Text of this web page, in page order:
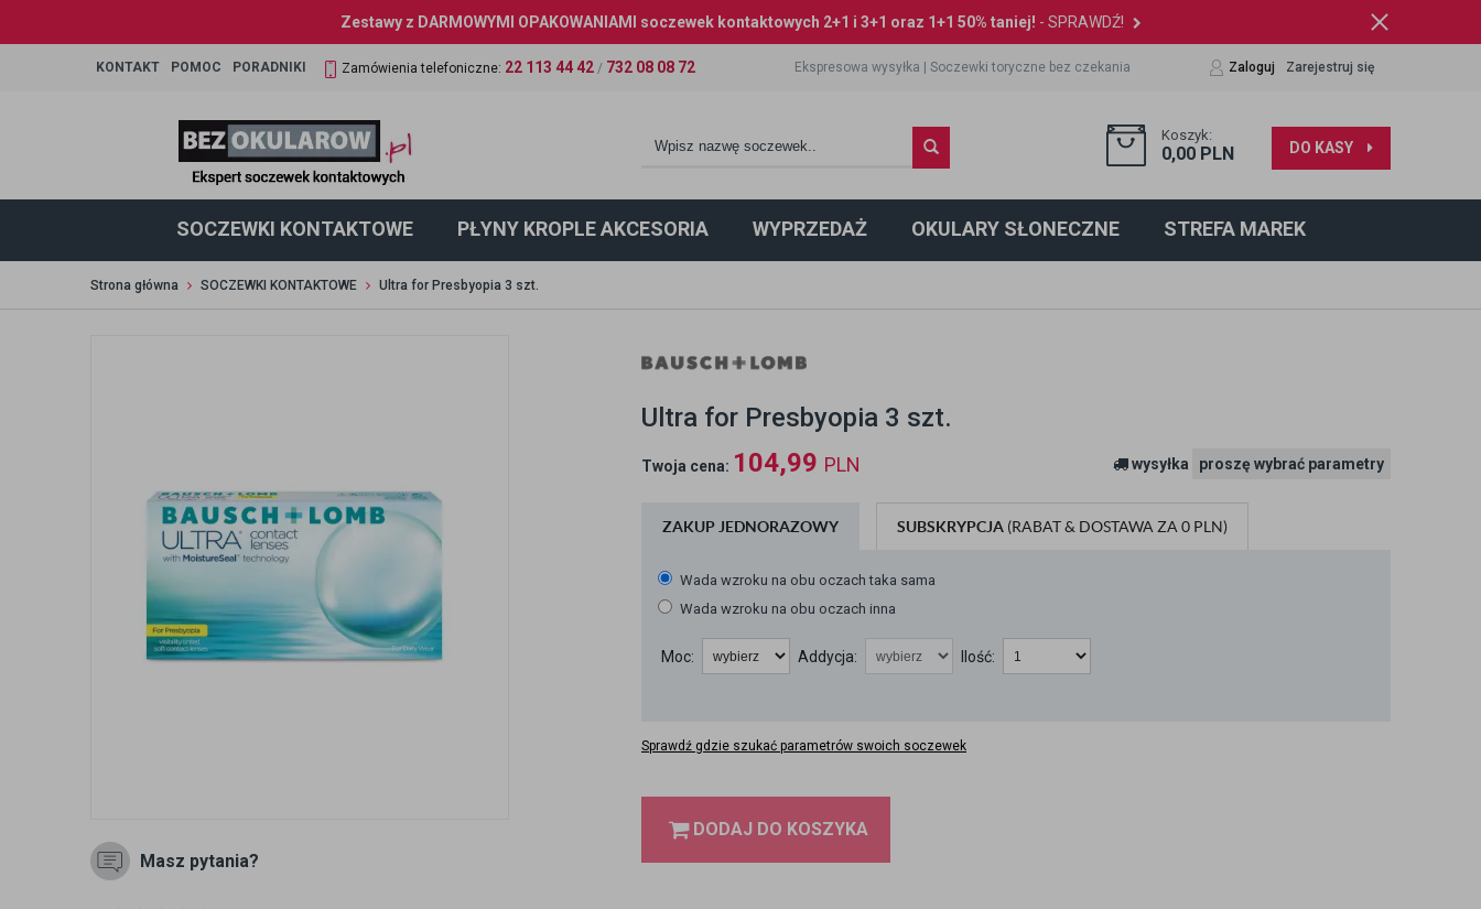
Zestawy z DARMOWYMI OPAKOWANIAMI soczewek kontaktowych 2+1 i 3+1 oraz 1+1 50% taniej! - SPRAWDŹ!
KONTAKT POMOC PORADNIKI Zamówienia telefoniczne: 22 113 44 42 / 732 08 08 72 Ekspresowa wysyłka |Soczewki toryczne bez czekania Zaloguj Zarejestruj się
Koszyk:
0,00 PLN DO KASY
SOCZEWKI KONTAKTOWE PŁYNY KROPLE AKCESORIA WYPRZEDAŻ OKULARY SŁONECZNE STREFA MAREK
Strona główna SOCZEWKI KONTAKTOWE Ultra for Presbyopia 3 szt.
Masz pytania?
Ultra for Presbyopia 3 szt.
Twoja cena: 104,99 PLN wysyłka proszę wybrać parametry
ZAKUP JEDNORAZOWY SUBSKRYPCJA (RABAT & DOSTAWA ZA 0 PLN)
Wada wzroku na obu oczach taka sama
Wada wzroku na obu oczach inna
Moc: Addycja: Ilość:
Sprawdź gdzie szukać parametrów swoich soczewek
DODAJ DO KOSZYKA